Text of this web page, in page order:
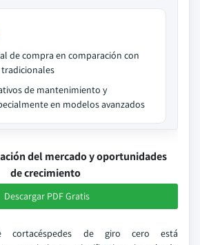
de compra en comparación con
de mantenimiento y
en modelos avanzados
del mercado y oportunidades
de crecimiento
Descargar PDF Gratis
cortacéspedes de giro cero está